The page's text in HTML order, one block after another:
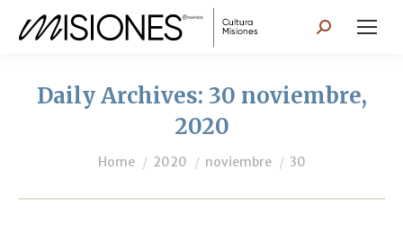
Search:
Daily Archives: 30 noviembre,
2020
You are here:
Home 2020 noviembre 30